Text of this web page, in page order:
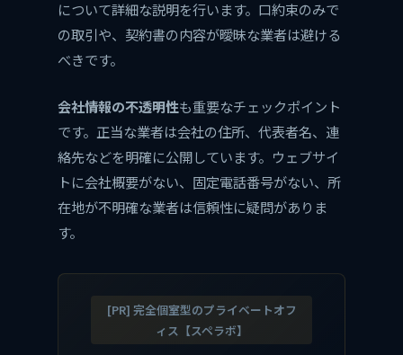
について詳細な説明を行います。口約束のみで
の取引や、契約書の内容が曖昧な業者は避ける
べきです。
会社情報の不透明性も重要なチェックポイント
です。正当な業者は会社の住所、代表者名、連
絡先などを明確に公開しています。ウェブサイ
トに会社概要がない、固定電話番号がない、所
在地が不明確な業者は信頼性に疑問がありま
す。
[PR] 完全個室型のプライベートオフ
ィス【スペラボ】